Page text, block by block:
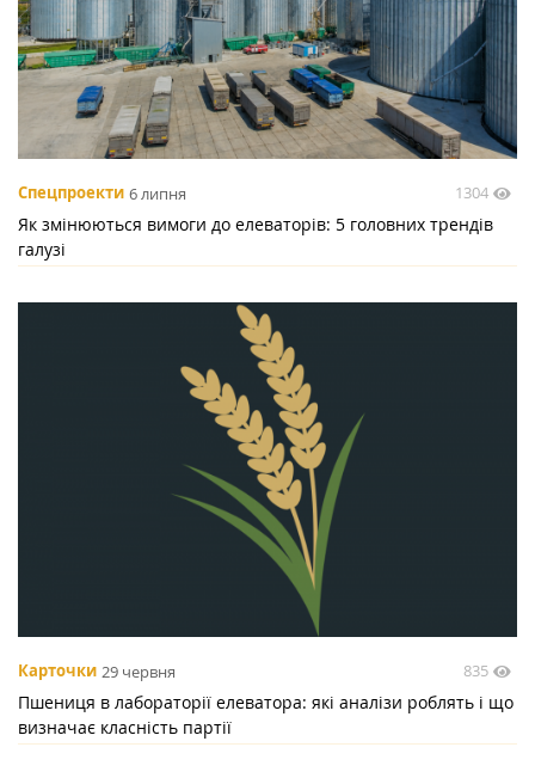
Спецпроекти 6 липня 1304
Як змінюються вимоги до елеваторів: 5 головних трендів
галузі
Карточки 29 червня 835
Пшениця в лабораторії елеватора: які аналізи роблять і що
визначає класність партії